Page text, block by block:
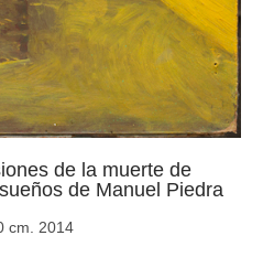
de la muerte de
de Manuel Piedra
cm. 2014